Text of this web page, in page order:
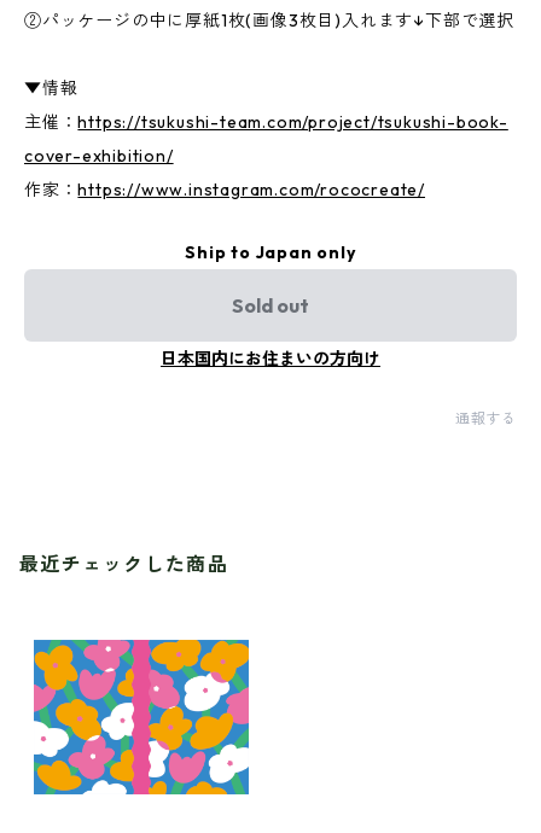
②パッケージの中に厚紙1枚(画像3枚目)入れます↓下部で選択
▼情報
主催：https://tsukushi-team.com/project/tsukushi-book-
cover-exhibition/
作家：https://www.instagram.com/rococreate/
Ship to Japan only
Sold out
日本国内にお住まいの方向け
通報する
最近チェックした商品